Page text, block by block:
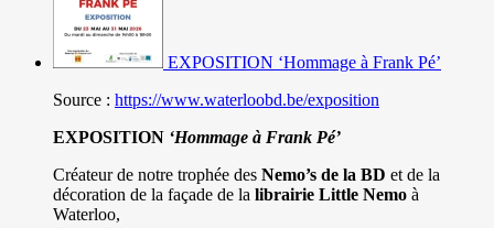
EXPOSITION ‘Hommage à Frank Pé’
Source : https://www.waterloobd.be/exposition
EXPOSITION ‘Hommage à Frank Pé’
Créateur de notre trophée des Nemo’s de la BD et de la
décoration de la façade de la librairie Little Nemo à
Waterloo,